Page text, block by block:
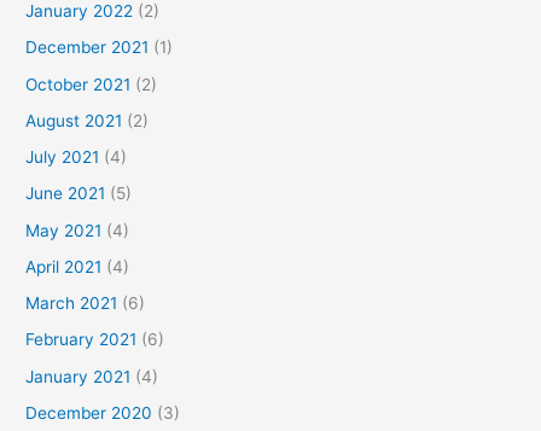
January 2022 (2)
December 2021 (1)
October 2021 (2)
August 2021 (2)
July 2021 (4)
June 2021 (5)
May 2021 (4)
April 2021 (4)
March 2021 (6)
February 2021 (6)
January 2021 (4)
December 2020 (3)